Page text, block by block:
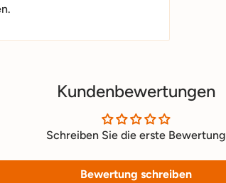
Kundenbewertungen
Schreiben Sie die erste Bewertung
Bewertung schreiben